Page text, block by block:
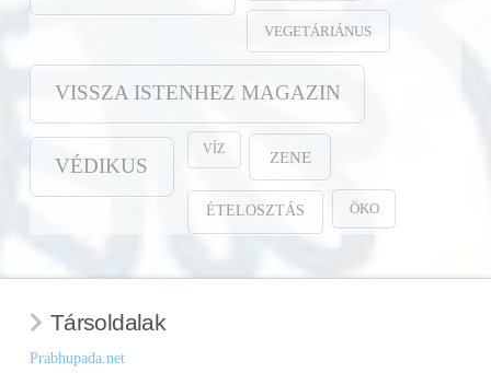
VEGETÁRIÁNUS
VISSZA ISTENHEZ MAGAZIN
VÉDIKUS
VÍZ ZENE
ÉTELOSZTÁS ÖKO
Társoldalak
Prabhupada.net